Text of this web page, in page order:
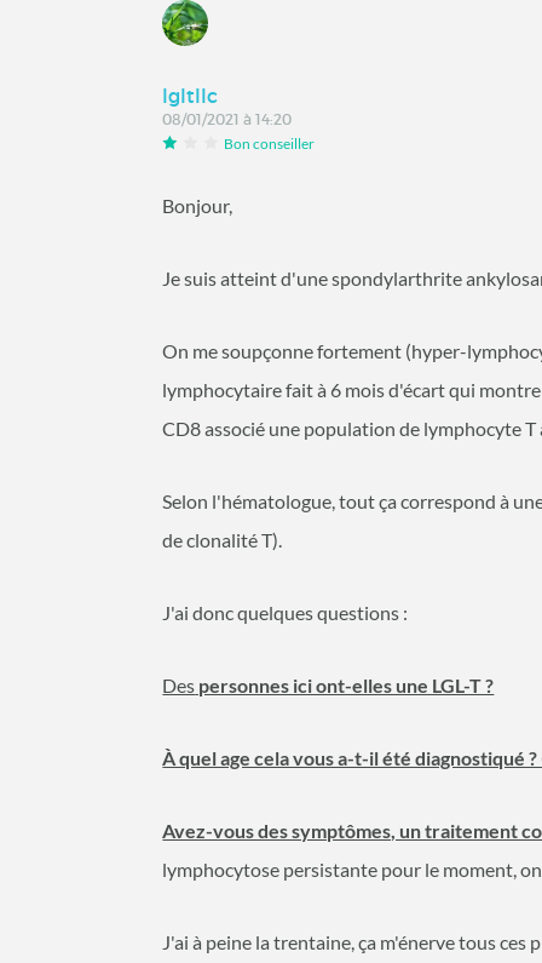
lgltllc
08/01/2021 à 14:20
Bon conseiller
Bonjour,
Je suis atteint d'une spondylarthrite
On me soupçonne fortement (hyper-
lymphocytaire fait à 6 mois d'écart qui
CD8 associé une population de lymphocyte
Selon l'hématologue, tout ça correspond à
de clonalité T).
J'ai donc quelques questions :
Des personnes ici ont-elles une LGL-T ?
À quel age cela vous a-t-il été diagnostiqué
Avez-vous des symptômes, un traitement
lymphocytose persistante pour le moment,
J'ai à peine la trentaine, ça m'énerve tous ces